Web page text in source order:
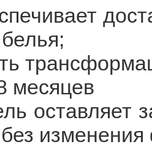
месяцев
оставляет